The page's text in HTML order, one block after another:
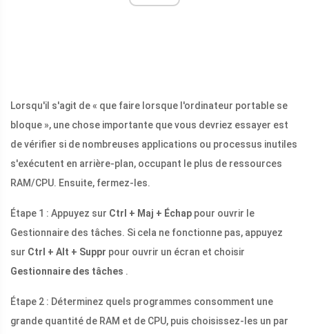
Lorsqu'il s'agit de « que faire lorsque l'ordinateur portable se
bloque », une chose importante que vous devriez essayer est
de vérifier si de nombreuses applications ou processus inutiles
s'exécutent en arrière-plan, occupant le plus de ressources
RAM/CPU. Ensuite, fermez-les.
Étape 1 : Appuyez sur Ctrl + Maj + Échap pour ouvrir le
Gestionnaire des tâches. Si cela ne fonctionne pas, appuyez
sur Ctrl + Alt + Suppr pour ouvrir un écran et choisir
Gestionnaire des tâches .
Étape 2 : Déterminez quels programmes consomment une
grande quantité de RAM et de CPU, puis choisissez-les un par